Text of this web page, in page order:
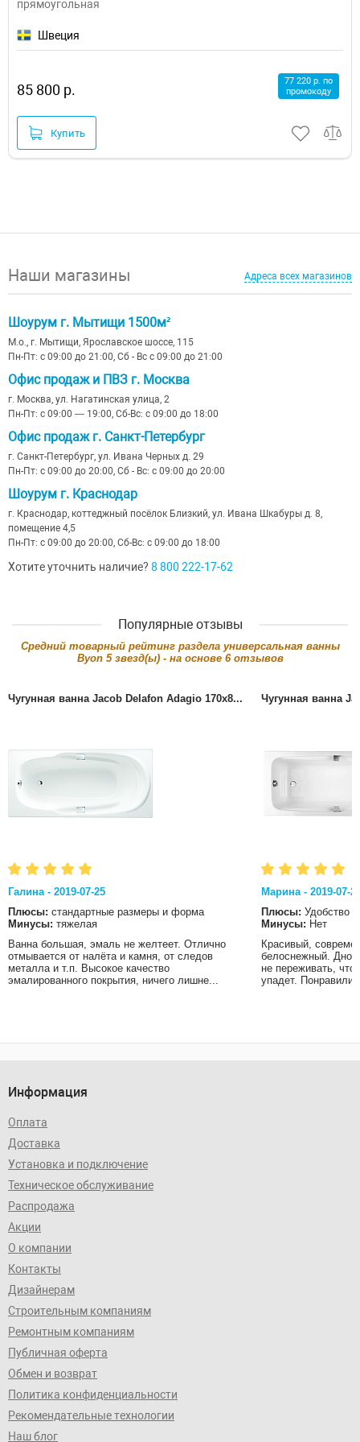
прямоугольная
Швеция
85 800 р.
77 220 р. по
промокоду
Купить
Наши магазины Адреса всех магазинов
Шоурум г. Мытищи 1500м²
М.о., г. Мытищи, Ярославское шоссе, 115
Пн-Пт: с 09:00 до 21:00, Сб - Вс с 09:00 до 21:00
Офис продаж и ПВЗ г. Москва
г. Москва, ул. Нагатинская улица, 2
Пн-Пт: с 09:00 — 19:00, Сб-Вс: с 09:00 до 18:00
Офис продаж г. Санкт-Петербург
г. Санкт-Петербург, ул. Ивана Черных д. 29
Пн-Пт: с 09:00 до 20:00, Сб - Вс: с 09:00 до 20:00
Шоурум г. Краснодар
г. Краснодар, коттеджный посёлок Близкий, ул. Ивана Шкабуры д. 8,
помещение 4,5
Пн-Пт: с 09:00 до 20:00, Сб-Вс: с 09:00 до 18:00
Хотите уточнить наличие? 8 800 222-17-62
Популярные отзывы
Cредний товарный рейтинг раздела универсальная ванны
Byon 5звезд(ы) - на основе 6отзывов
Чугунная ванна Jacob Delafon Adagio 170x8...
Галина - 2019-07-25
Плюсы: стандартные размеры и форма
Минусы: тяжелая
Ванна большая, эмаль не желтеет. Отлично
отмывается от налёта и камня, от следов
металла и т.п. Высокое качество
эмалированного покрытия, ничего лишне...
Чугунная ванна
Марина - 2019-07-
Плюсы: Удобство
Минусы: Нет
Красивый,
белоснежный. Дно
не переживать, что
упадет.
Информация
Оплата
Доставка
Установка и подключение
Техническое обслуживание
Распродажа
Акции
О компании
Контакты
Дизайнерам
Строительным компаниям
Ремонтным компаниям
Публичная оферта
Обмен и возврат
Политика конфиденциальности
Рекомендательные технологии
Наш блог